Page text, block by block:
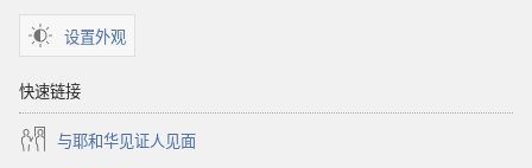
设置外观
快速链接
与耶和华见证人见面